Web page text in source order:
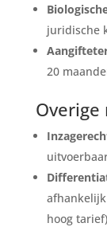
juridische
20
hoog tarief)